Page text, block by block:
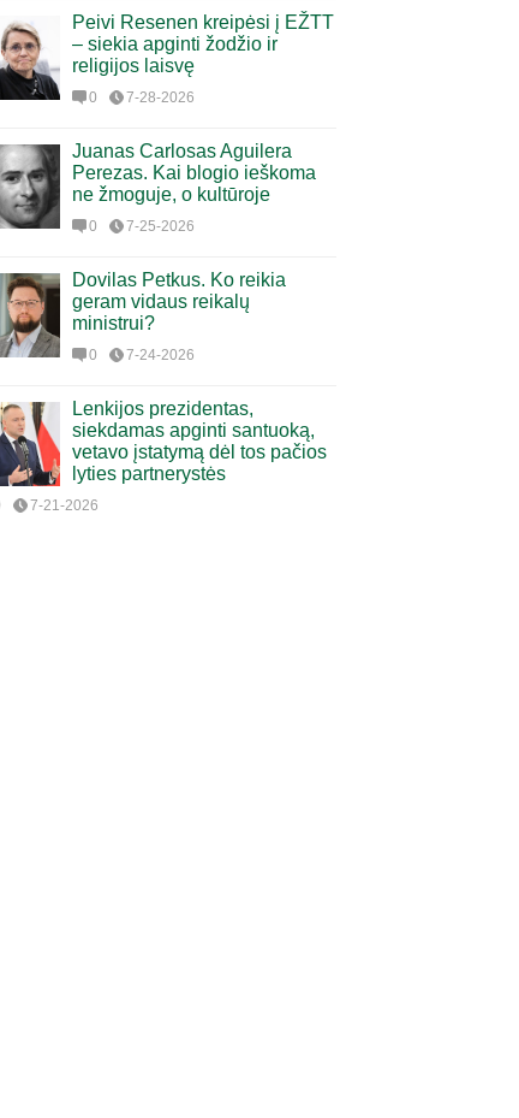
Peivi Resenen kreipėsi į EŽTT
– siekia apginti žodžio ir
religijos laisvę
0 7-28-2026
Juanas Carlosas Aguilera
Perezas. Kai blogio ieškoma
ne žmoguje, o kultūroje
0 7-25-2026
Dovilas Petkus. Ko reikia
geram vidaus reikalų
ministrui?
0 7-24-2026
Lenkijos prezidentas,
siekdamas apginti santuoką,
vetavo įstatymą dėl tos pačios
lyties partnerystės
7-21-2026